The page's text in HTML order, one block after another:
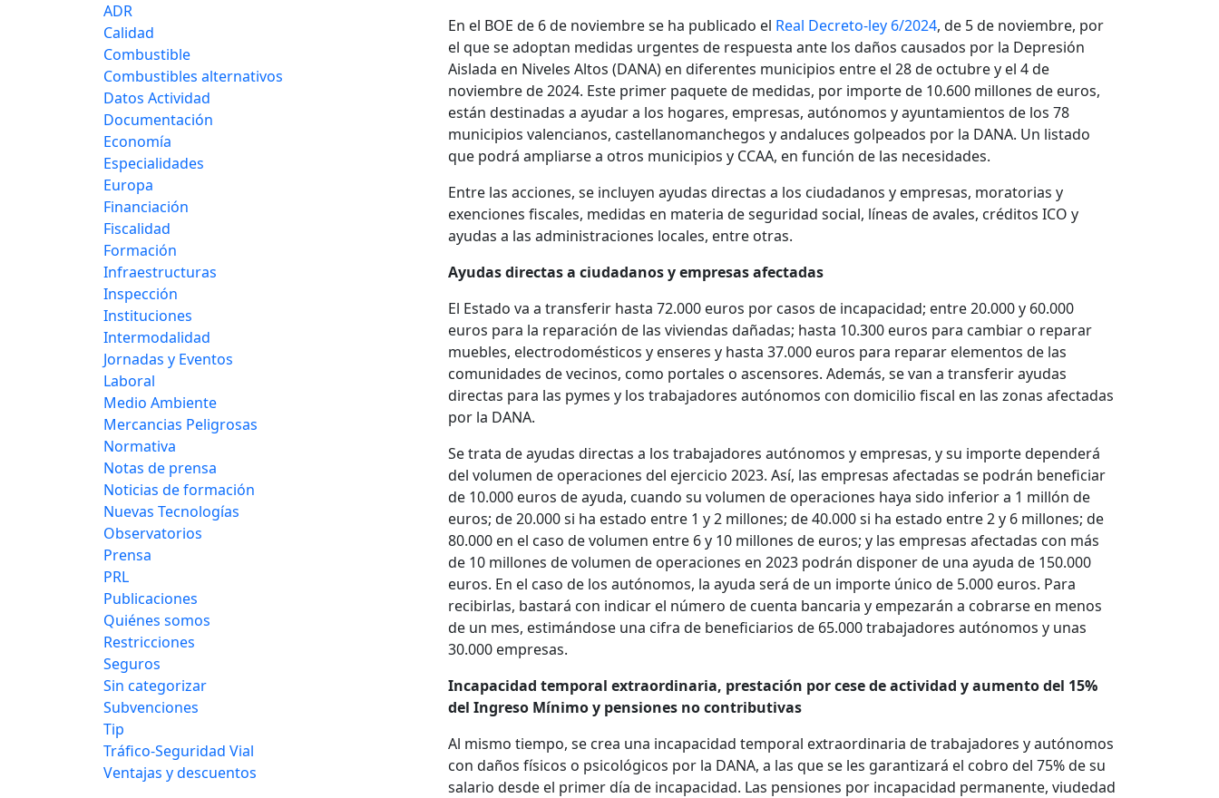
En el BOE de 6 de noviembre se ha publicado el Real Decreto-ley 6/2024, de 5 de noviembre, por
el que se adoptan medidas urgentes de respuesta ante los daños causados por la Depresión
Aislada en Niveles Altos (DANA) en diferentes municipios entre el 28 de octubre y el 4 de
noviembre de 2024. Este primer paquete de medidas, por importe de 10.600 millones de euros,
están destinadas a ayudar a los hogares, empresas, autónomos y ayuntamientos de los 78
municipios valencianos, castellanomanchegos y andaluces golpeados por la DANA. Un listado
que podrá ampliarse a otros municipios y CCAA, en función de las necesidades.
Entre las acciones, se incluyen ayudas directas a los ciudadanos y empresas, moratorias y
exenciones fiscales, medidas en materia de seguridad social, líneas de avales, créditos ICO y
ayudas a las administraciones locales, entre otras.
Ayudas directas a ciudadanos y empresas afectadas
El Estado va a transferir hasta 72.000 euros por casos de incapacidad; entre 20.000 y 60.000
euros para la reparación de las viviendas dañadas; hasta 10.300 euros para cambiar o reparar
muebles, electrodomésticos y enseres y hasta 37.000 euros para reparar elementos de las
comunidades de vecinos, como portales o ascensores. Además, se van a transferir ayudas
directas para las pymes y los trabajadores autónomos con domicilio fiscal en las zonas afectadas
por la DANA.
Se trata de ayudas directas a los trabajadores autónomos y empresas, y su importe dependerá
del volumen de operaciones del ejercicio 2023. Así, las empresas afectadas se podrán beneficiar
de 10.000 euros de ayuda, cuando su volumen de operaciones haya sido inferior a 1 millón de
euros; de 20.000 si ha estado entre 1 y 2 millones; de 40.000 si ha estado entre 2 y 6 millones; de
80.000 en el caso de volumen entre 6 y 10 millones de euros; y las empresas afectadas con más
de 10 millones de volumen de operaciones en 2023 podrán disponer de una ayuda de 150.000
euros. En el caso de los autónomos, la ayuda será de un importe único de 5.000 euros. Para
recibirlas, bastará con indicar el número de cuenta bancaria y empezarán a cobrarse en menos
de un mes, estimándose una cifra de beneficiarios de 65.000 trabajadores autónomos y unas
30.000 empresas.
Incapacidad temporal extraordinaria, prestación por cese de actividad y aumento del 15%
del Ingreso Mínimo y pensiones no contributivas
Al mismo tiempo, se crea una incapacidad temporal extraordinaria de trabajadores y autónomos
con daños físicos o psicológicos por la DANA, a las que se les garantizará el cobro del 75% de su
salario desde el primer día de incapacidad. Las pensiones por incapacidad permanente, viudedad
ADR
Calidad
Combustible
Combustibles alternativos
Datos Actividad
Documentación
Economía
Especialidades
Europa
Financiación
Fiscalidad
Formación
Infraestructuras
Inspección
Instituciones
Intermodalidad
Jornadas y Eventos
Laboral
Medio Ambiente
Mercancias Peligrosas
Normativa
Notas de prensa
Noticias de formación
Nuevas Tecnologías
Observatorios
Prensa
PRL
Publicaciones
Quiénes somos
Restricciones
Seguros
Sin categorizar
Subvenciones
Tip
Tráfico-Seguridad Vial
Ventajas y descuentos